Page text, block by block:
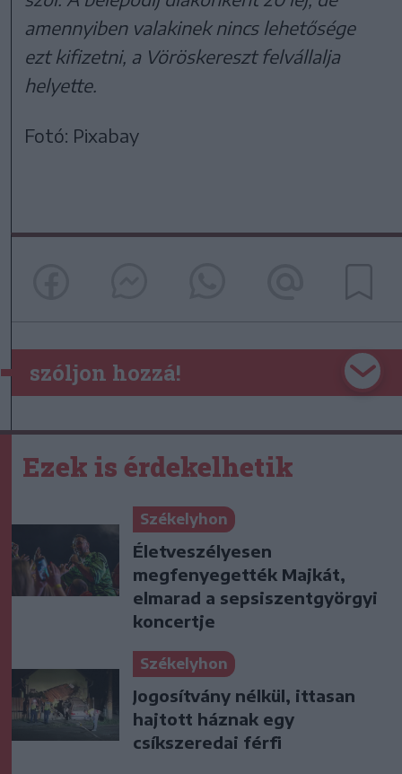
amennyiben valakinek nincs lehetősége
ezt kifizetni, a Vöröskereszt felvállalja
helyette.
Fotó: Pixabay
szóljon hozzá!
Ezek is érdekelhetik
Székelyhon
Életveszélyesen
megfenyegették Majkát,
elmarad a sepsiszentgyörgyi
koncertje
Székelyhon
Jogosítvány nélkül, ittasan
hajtott háznak egy
csíkszeredai férfi